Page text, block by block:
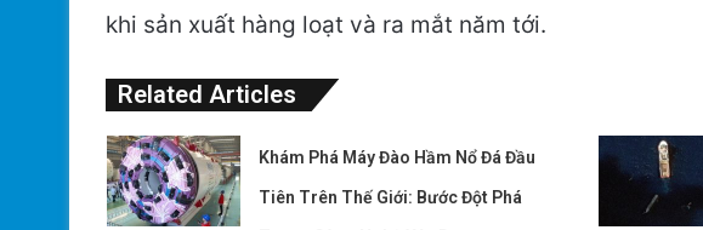
khi sản xuất hàng loạt và ra mắt năm tới.
Related Articles
Khám Phá Máy Đào Hầm Nổ Đá Đầu
Tiên Trên Thế Giới: Bước Đột Phá